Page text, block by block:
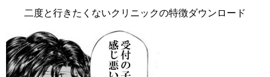
二度と行きたくないクリニックの特徴ダウンロード